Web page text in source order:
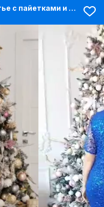
Круглогоднее синее платье с пайетками и сеткой для вечерних мероприятий